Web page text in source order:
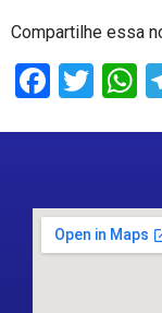
Compartilhe essa